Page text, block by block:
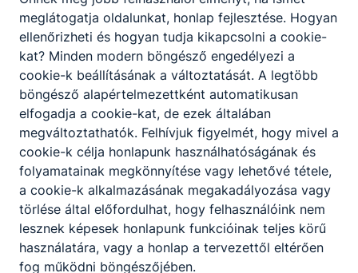
meglátogatja oldalunkat, honlap fejlesztése. Hogyan
ellenőrizheti és hogyan tudja kikapcsolni a cookie-
kat? Minden modern böngésző engedélyezi a
cookie-k beállításának a változtatását. A legtöbb
böngésző alapértelmezettként automatikusan
elfogadja a cookie-kat, de ezek általában
megváltoztathatók. Felhívjuk figyelmét, hogy mivel a
cookie-k célja honlapunk használhatóságának és
folyamatainak megkönnyítése vagy lehetővé tétele,
a cookie-k alkalmazásának megakadályozása vagy
törlése által előfordulhat, hogy felhasználóink nem
lesznek képesek honlapunk funkcióinak teljes körű
használatára, vagy a honlap a tervezettől eltérően
fog működni böngészőjében.